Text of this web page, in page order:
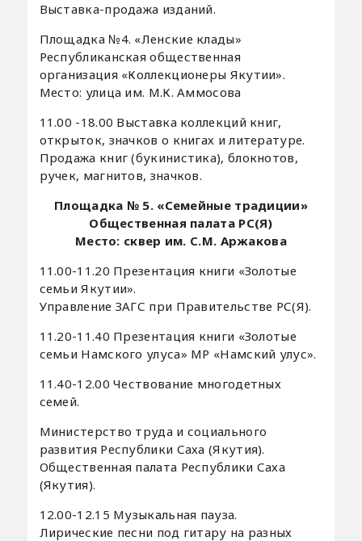
Выставка-продажа изданий.
Площадка №4. «Ленские клады»
Республиканская общественная
организация «Коллекционеры Якутии».
Место: улица им. М.К. Аммосова
11.00 -18.00 Выставка коллекций книг,
открыток, значков о книгах и литературе.
Продажа книг (букинистика), блокнотов,
ручек, магнитов, значков.
Площадка № 5. «Семейные традиции»
Общественная палата РС(Я)
Место: сквер им. С.М. Аржакова
11.00-11.20 Презентация книги «Золотые
семьи Якутии».
Управление ЗАГС при Правительстве РС(Я).
11.20-11.40 Презентация книги «Золотые
семьи Намского улуса» МР «Намский улус».
11.40-12.00 Чествование многодетных
семей.
Министерство труда и социального
развития Республики Саха (Якутия).
Общественная палата Республики Саха
(Якутия).
12.00-12.15 Музыкальная пауза.
Лирические песни под гитару на разных